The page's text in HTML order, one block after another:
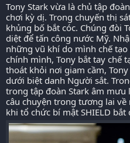
Tony Stark vừa là chủ tập
chơi kỳ dị. Trong chuyến thị
khủng bố bắt cóc. Chúng đòi
diệt để tấn công nước Mỹ.
những vũ khí do mình chế
chính mình, Tony bắt tay chế
thoát khỏi nơi giam cầm,
dưới biệt danh Người sắt.
trong tập đoàn Stark âm mưu
câu chuyện trong tương lai
khi tổ chức bí mật SHIELD bắt